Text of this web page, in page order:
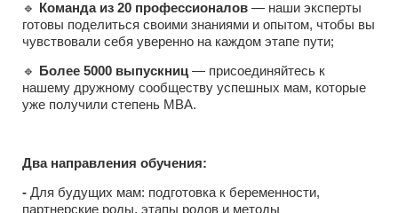
🔹 Команда из 20 профессионалов — наши эксперты
готовы поделиться своими знаниями и опытом, чтобы вы
чувствовали себя уверенно на каждом этапе пути;
🔹 Более 5000 выпускниц — присоединяйтесь к
нашему дружному сообществу успешных мам, которые
уже получили степень МВА.
Два направления обучения:
- Для будущих мам: подготовка к беременности,
партнерские роды, этапы родов и методы